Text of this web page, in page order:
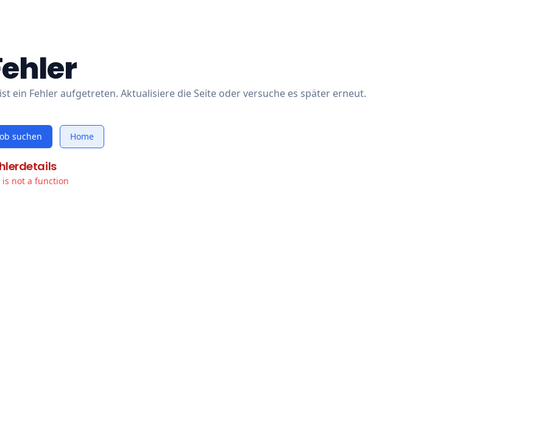
ein Fehler aufgetreten. Aktualisiere die Seite oder versuche es später erneut.
suchen Home
is not a function